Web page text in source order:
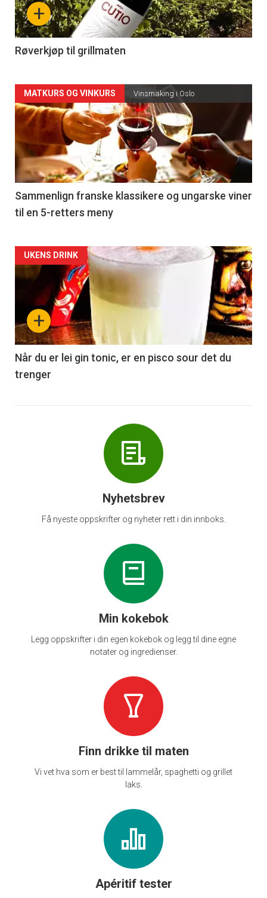
-
4
+
Røverkjøp til grillmaten
Forsiden
akkurat
nå
-
5
MATKURS OG VINKURS Vinsmaking i Oslo
Sammenlign franske klassikere og ungarske viner
til en 5-retters meny
Forsiden
akkurat
nå
-
6
+
UKENS DRINK
Når du er lei gin tonic, er en pisco sour det du
trenger
Nyhetsbrev
Få nyeste oppskrifter og nyheter rett i din innboks.
Min kokebok
Legg oppskrifter i din egen kokebok og legg til dine egne
notater og ingredienser.
Finn drikke til maten
Vi vet hva som er best til lammelår, spaghetti og grillet
laks.
Apéritif tester